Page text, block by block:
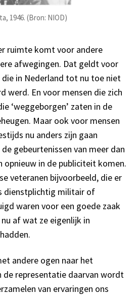
1946. (Bron: NIOD)
ruimte komt voor andere
afwegingen. Dat geldt voor
die in Nederland tot nu toe niet
werd. En voor mensen die zich
‘weggeborgen’ zaten in de
Maar ook voor mensen
nu anders zijn gaan
gebeurtenissen van meer dan
opnieuw in de publiciteit komen.
veteranen bijvoorbeeld, die er
dienstplichtig militair of
waren voor een goede zaak
af wat ze eigenlijk in
andere ogen naar het
de representatie daarvan wordt
van ervaringen ons